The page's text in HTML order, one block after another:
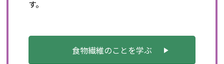
す。
食物繊維のことを学ぶ